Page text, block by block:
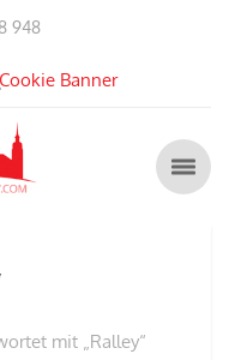
948
mit „Ralley“
Banner